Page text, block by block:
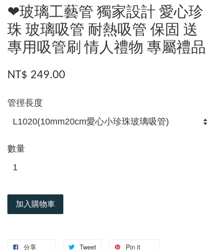
❤玻璃工藝管 獨家設計 愛心珍
珠 玻璃吸管 耐熱吸管 保固 送
專用吸管刷 情人禮物 專屬禮品
NT$ 249.00
管徑長度
數量
加入購物車
分享 Tweet Pin it